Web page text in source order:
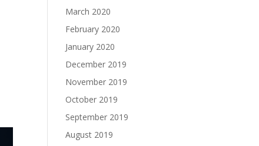
March 2020
February 2020
January 2020
December 2019
November 2019
October 2019
September 2019
August 2019